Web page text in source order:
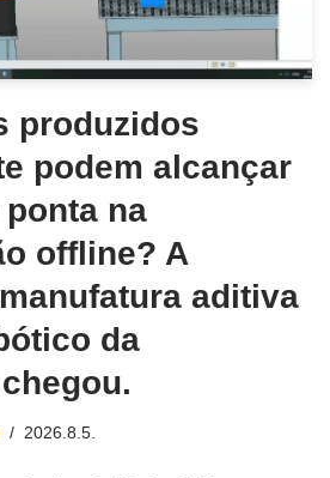
produzidos
podem alcançar
na
offline? A
aditiva
da
2026.8.5.